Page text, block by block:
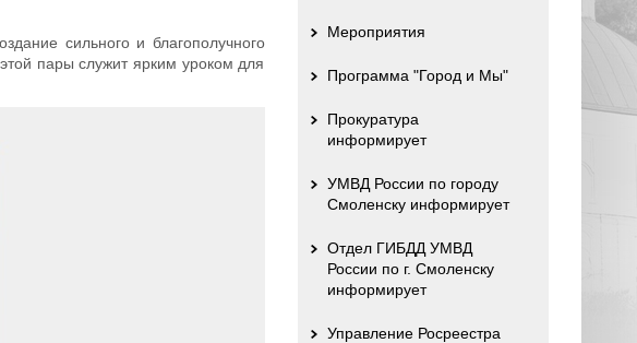
сильного и благополучного
пары служит ярким уроком для
Мероприятия
Программа "Город и Мы"
Прокуратура
информирует
УМВД России по городу
Смоленску информирует
Отдел ГИБДД УМВД
России по г. Смоленску
информирует
Управление Росреестра